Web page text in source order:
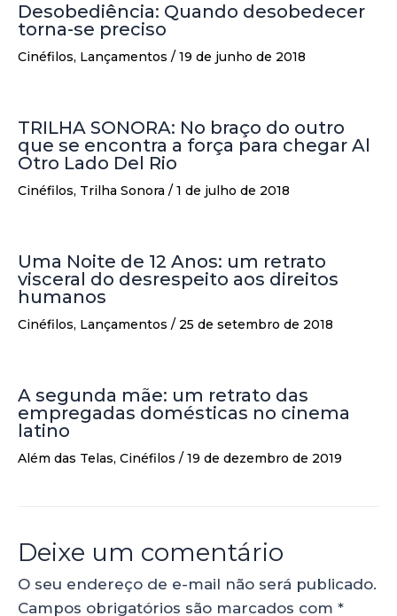
Desobediência: Quando desobedecer
torna-se preciso
Cinéfilos, Lançamentos / 19 de junho de 2018
TRILHA SONORA: No braço do outro
que se encontra a força para chegar Al
Otro Lado Del Rio
Cinéfilos, Trilha Sonora / 1 de julho de 2018
Uma Noite de 12 Anos: um retrato
visceral do desrespeito aos direitos
humanos
Cinéfilos, Lançamentos / 25 de setembro de 2018
A segunda mãe: um retrato das
empregadas domésticas no cinema
latino
Além das Telas, Cinéfilos / 19 de dezembro de 2019
Deixe um comentário
O seu endereço de e-mail não será publicado.
Campos obrigatórios são marcados com *